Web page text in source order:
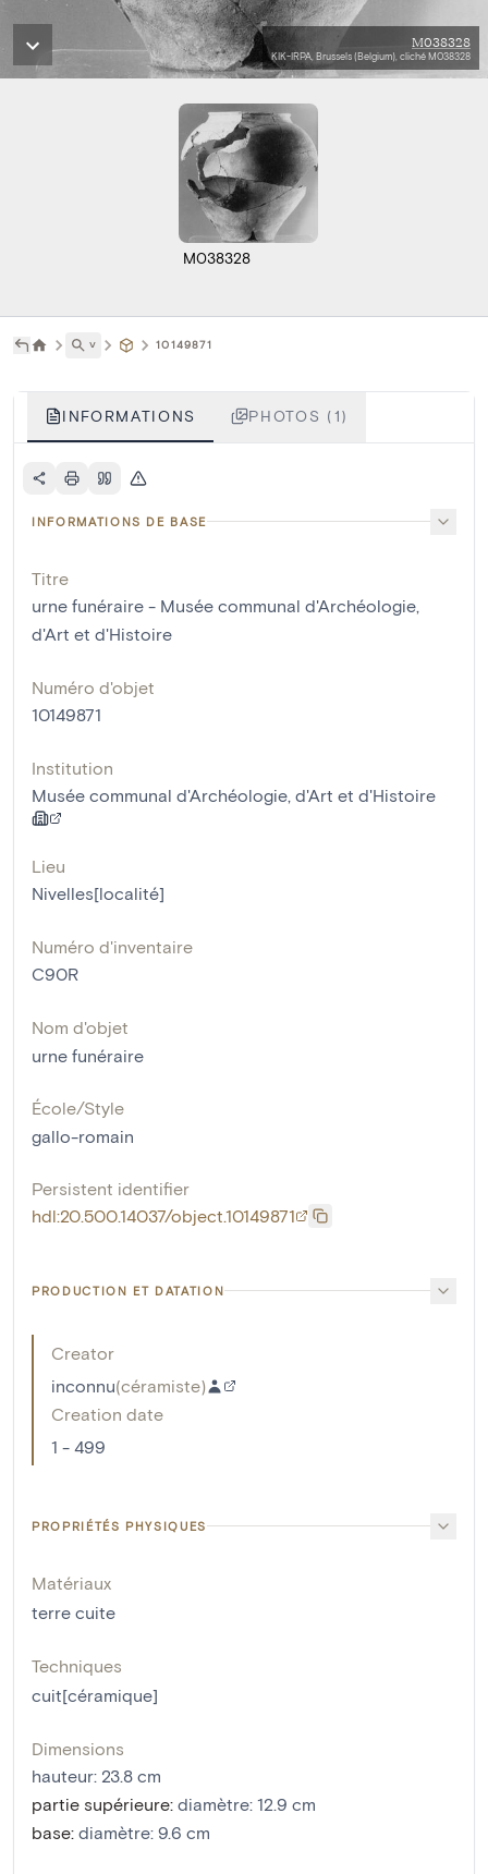
M038328
KIK-IRPA, Brussels (Belgium), cliché M038328
M038328
˅ 10149871
INFORMATIONS PHOTOS (1)
INFORMATIONS DE BASE
Titre
urne funéraire - Musée communal d'Archéologie,
d'Art et d'Histoire
Numéro d'objet
10149871
Institution
Musée communal d'Archéologie, d'Art et d'Histoire
Lieu
Nivelles[localité]
Numéro d'inventaire
C90R
Nom d'objet
urne funéraire
École/Style
gallo-romain
Persistent identifier
hdl:20.500.14037/object.10149871
PRODUCTION ET DATATION
Creator
inconnu(céramiste)
Creation date
1 - 499
PROPRIÉTÉS PHYSIQUES
Matériaux
terre cuite
Techniques
cuit[céramique]
Dimensions
hauteur: 23.8 cm
partie supérieure: diamètre: 12.9 cm
base: diamètre: 9.6 cm